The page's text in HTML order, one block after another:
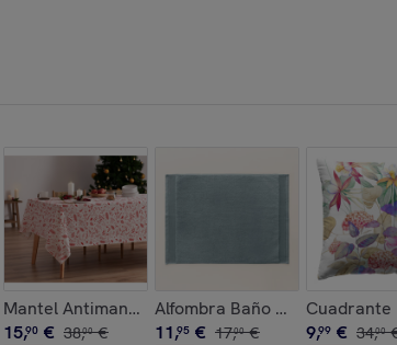
yuri blanco
Mantel Antimanchas 100% Algodón Family Blanco
15,90 € 38,00 €
Alfombra Baño Harmony Artic
11,95 € 17,00 €
Cuadrante
9,99 € 34,00